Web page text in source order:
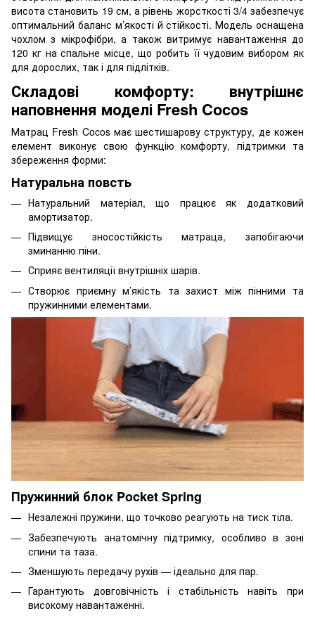
висота становить 19 см, а рівень жорсткості 3/4 забезпечує
оптимальний баланс м’якості й стійкості. Модель оснащена
чохлом з мікрофібри, а також витримує навантаження до
120 кг на спальне місце, що робить її чудовим вибором як
для дорослих, так і для підлітків.
Складові комфорту: внутрішнє
наповнення моделі Fresh Cocos
Матрац Fresh Cocos має шестишарову структуру, де кожен
елемент виконує свою функцію комфорту, підтримки та
збереження форми:
Натуральна повсть
Натуральний матеріал, що працює як додатковий
амортизатор.
Підвищує зносостійкість матраца, запобігаючи
зминанню піни.
Сприяє вентиляції внутрішніх шарів.
Створює приємну м’якість та захист між пінними та
пружинними елементами.
Пружинний блок Pocket Spring
Незалежні пружини, що точково реагують на тиск тіла.
Забезпечують анатомічну підтримку, особливо в зоні
спини та таза.
Зменшують передачу рухів — ідеально для пар.
Гарантують довговічність і стабільність навіть при
високому навантаженні.